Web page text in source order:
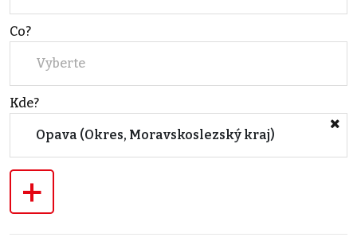
Co?
Vyberte
Kde?
Opava (Okres, Moravskoslezský kraj)
+